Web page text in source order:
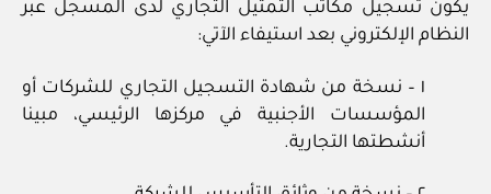
يكون تسجيل مكاتب التمثيل التجاري لدى المسجل عبر
النظام الإلكتروني بعد استيفاء الآتي:
١ – نسخة من شهادة التسجيل التجاري للشركات أو
المؤسسات الأجنبية في مركزها الرئيسي، مبينا
أنشطتها التجارية.